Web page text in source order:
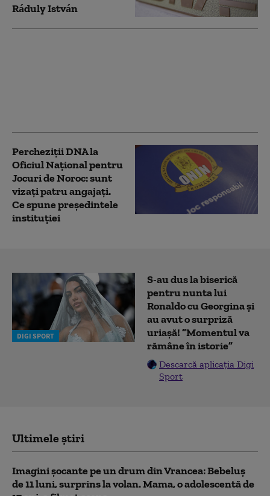
Ráduly István
Percheziții DNA la
Oficiul Național pentru
Jocuri de Noroc: sunt
vizați patru angajați.
Ce spune președintele
instituției
DIGI SPORT
S-au dus la biserică
pentru nunta lui
Ronaldo cu Georgina și
au avut o surpriză
uriașă! ”Momentul va
rămâne în istorie”
Descarcă aplicația Digi
Sport
Ultimele știri
Imagini șocante pe un drum din Vrancea: Bebeluș
de 11 luni, surprins la volan. Mama, o adolescentă de